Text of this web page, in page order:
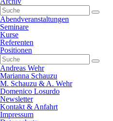
Abendveranstaltungen
Seminare
Kurse
Referenten
Positionen
Andreas Wehr
Marianna Schauzu
M. Schauzu & A. Wehr
Domenico Losurdo
Newsletter
Kontakt & Anfahrt
Impressum